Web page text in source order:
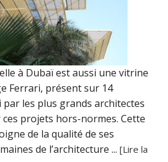
à Dubaï est aussi une vitrine
Ferrari, présent sur 14
les plus grands architectes
projets hors-normes. Cette
de la qualité de ses
de l’architecture ...[Lire la